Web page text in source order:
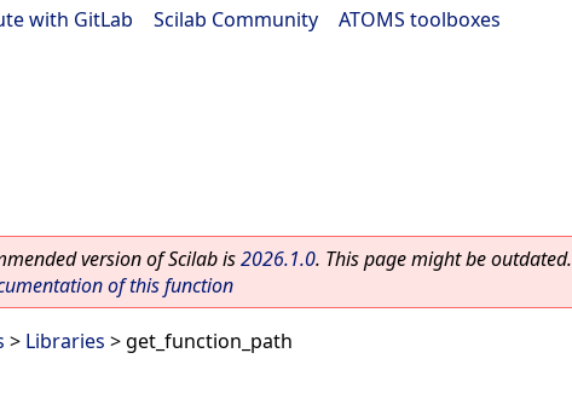
with GitLab Scilab Community ATOMS toolboxes
version of Scilab is2026.1.0. This page might be outdated.
of this function
> Libraries > get_function_path